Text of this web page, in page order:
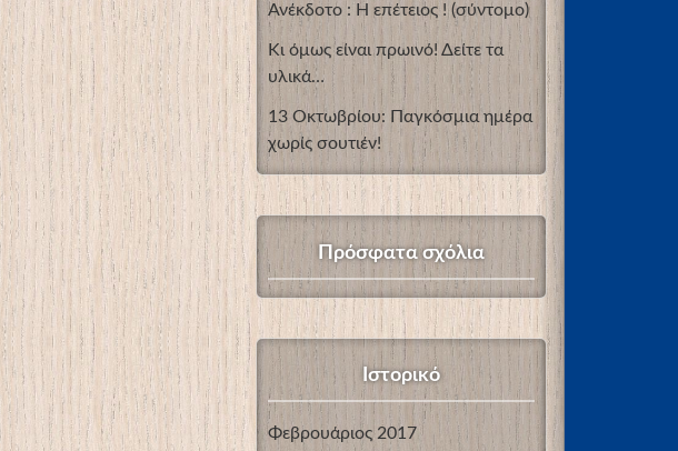
Ανέκδοτο : Η επέτειος ! (σύντομο)
Κι όμως είναι πρωινό! Δείτε τα
υλικά…
13 Οκτωβρίου: Παγκόσμια ημέρα
χωρίς σουτιέν!
Πρόσφατα σχόλια
Ιστορικό
Φεβρουάριος 2017